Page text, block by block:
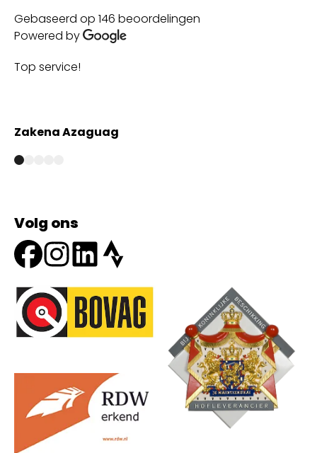
Gebaseerd op 146 beoordelingen
Powered by
Top service!
Zakena Azaguag
Volg ons
Onze partners